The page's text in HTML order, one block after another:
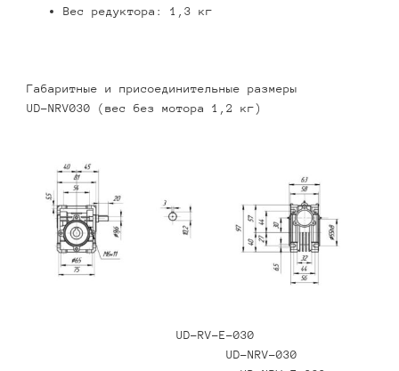
Вес редуктора: 1,3 кг
Габаритные и присоединительные размеры
UD-NRV030 (вес без мотора 1,2 кг)
UD-RV-E-030
UD-NRV-030